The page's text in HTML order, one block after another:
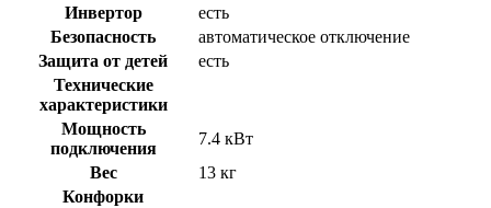
Инвертор
есть
Безопасность
автоматическое отключение
Защита от детей
есть
Технические
характеристики
Мощность
подключения
7.4 кВт
Вес
13 кг
Конфорки